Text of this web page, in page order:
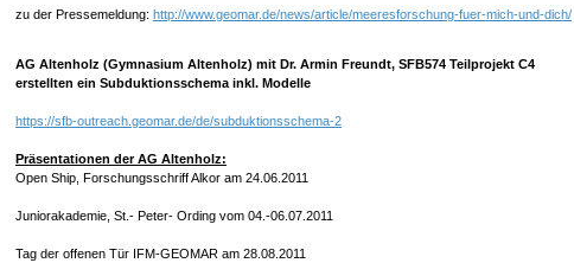
zu der Pressemeldung: http://www.geomar.de/news/article/meeresforschung-fuer-mich-und-dich/
AG Altenholz (Gymnasium Altenholz) mit Dr. Armin Freundt, SFB574 Teilprojekt C4
erstellten ein Subduktionsschema inkl. Modelle
https://sfb-outreach.geomar.de/de/subduktionsschema-2
Präsentationen der AG Altenholz:
Open Ship, Forschungsschriff Alkor am 24.06.2011
Juniorakademie, St.- Peter- Ording vom 04.-06.07.2011
Tag der offenen Tür IFM-GEOMAR am 28.08.2011